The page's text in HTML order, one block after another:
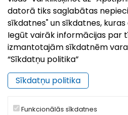
Pilsētas svētki`26 | Ludzai
26.Jul, 2026
Kā ierasts, augusta otrajā
svin savu 849. dzimšanas
datorā tiks saglabātas
sīkdatnes" un sīkdatnes,
Iegūt vairāk informācijas par
izmantotajām sīkdatnēm
“Sīkdatņu politika”
Sīkdatņu politika
Funkcionālās sīkdatnes